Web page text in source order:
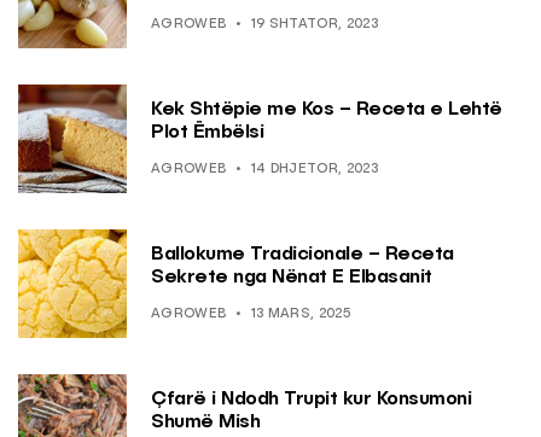
AGROWEB 19 SHTATOR, 2023
Kek Shtëpie me Kos – Receta e Lehtë
Plot Ëmbëlsi
AGROWEB 14 DHJETOR, 2023
Ballokume Tradicionale – Receta
Sekrete nga Nënat E Elbasanit
AGROWEB 13 MARS, 2025
Çfarë i Ndodh Trupit kur Konsumoni
Shumë Mish